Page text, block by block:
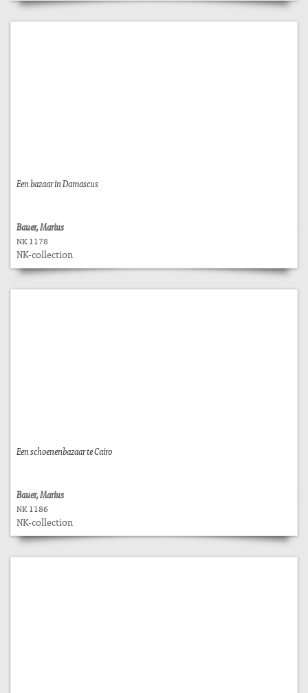
Een bazaar in Damascus
Bauer, Marius
NK 1178
NK-collection
Een schoenenbazaar te Cairo
Bauer, Marius
NK 1186
NK-collection